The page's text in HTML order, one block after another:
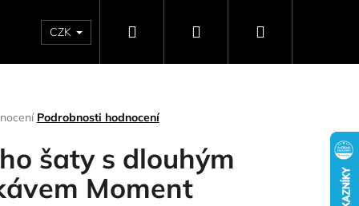
NAPIŠTE NÁM DÁRKOVÉ POUKAZY
CZK Hledat PřihlášeníNákupní
Podrobnosti hodnocení
šaty s dlouhým
Moment